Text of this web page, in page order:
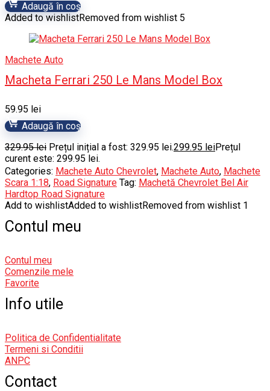
Adaugă în coș
Added to wishlistRemoved from wishlist 5
Machete Auto
Macheta Ferrari 250 Le Mans Model Box
59.95 lei
Adaugă în coș
329.95lei Prețul inițial a fost: 329.95 lei.299.95 leiPrețul
curent este: 299.95 lei.
Categories: Machete Auto Chevrolet, Machete Auto, Machete
Scara 1:18, Road Signature Tag: Machetă Chevrolet Bel Air
Hardtop Road Signature
Add to wishlistAdded to wishlistRemoved from wishlist 1
Contul meu
Contul meu
Comenzile mele
Favorite
Info utile
Politica de Confidentialitate
Termeni si Conditii
ANPC
Contact